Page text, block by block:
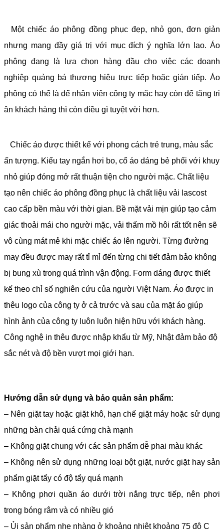
Một chiếc áo phông đồng phục đẹp, nhỏ gọn, đơn giản
nhưng mang đầy giá trị với mục đích ý nghĩa lớn lao. Áo
phông đang là lựa chọn hàng đầu cho việc các doanh
nghiệp quảng bá thương hiệu trực tiếp hoặc gián tiếp. Áo
phông có thể là để nhân viên công ty mặc hay còn để tặng tri
ân khách hàng thì còn điều gì tuyệt vời hơn.
Chiếc áo được thiết kế với phong cách trẻ trung, màu sắc
ấn tượng. Kiểu tay ngắn hơi bo, cổ áo dáng bẻ phối với khuy
nhỏ giúp đóng mở rất thuận tiện cho người mặc. Chất liệu
tạo nên chiếc áo phông đồng phục là chất liệu vải lascost
cao cấp bền màu với thời gian. Bề mặt vải mịn giúp tạo cảm
giác thoải mái cho người mặc, vải thấm mồ hôi rất tốt nên sẽ
vô cùng mát mẻ khi mặc chiếc áo lên người. Từng đường
may đều được may rất tỉ mỉ đến từng chi tiết đảm bảo không
bị bung xù trong quá trình vận động. Form dáng được thiết
kế theo chỉ số nghiên cứu của người Việt Nam. Áo được in
thêu logo của công ty ở cả trước và sau của mặt áo giúp
hình ảnh của công ty luôn luôn hiện hữu với khách hàng.
Công nghệ in thêu được nhập khẩu từ Mỹ, Nhật đảm bảo độ
sắc nét và độ bền vượt mọi giới hạn.
Hướng dẫn sử dụng và bảo quản sản phẩm:
– Nên giặt tay hoặc giặt khô, hạn chế giặt máy hoặc sử dụng
những bàn chải quá cứng chà mạnh
– Không giặt chung với các sản phẩm dễ phai màu khác
– Không nên sử dụng những loại bột giặt, nước giặt hay sản
phẩm giặt tẩy có độ tẩy quá mạnh
– Không phơi quần áo dưới trời nắng trực tiếp, nên phơi
trong bóng râm và có nhiều gió
– Ủi sản phẩm nhẹ nhàng ở khoảng nhiệt khoảng 75 độ C